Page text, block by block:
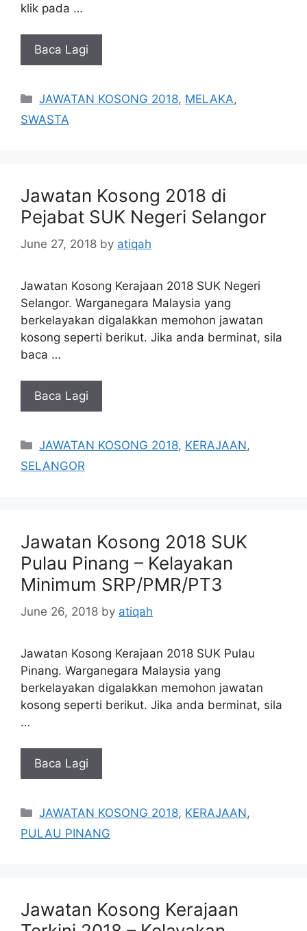
klik pada …
Baca Lagi
Categories
JAWATAN KOSONG 2018, MELAKA,
SWASTA
Jawatan Kosong 2018 di
Pejabat SUK Negeri Selangor
June 27, 2018 by atiqah
Jawatan Kosong Kerajaan 2018 SUK Negeri
Selangor. Warganegara Malaysia yang
berkelayakan digalakkan memohon jawatan
kosong seperti berikut. Jika anda berminat, sila
baca …
Baca Lagi
Categories
JAWATAN KOSONG 2018, KERAJAAN,
SELANGOR
Jawatan Kosong 2018 SUK
Pulau Pinang – Kelayakan
Minimum SRP/PMR/PT3
June 26, 2018 by atiqah
Jawatan Kosong Kerajaan 2018 SUK Pulau
Pinang. Warganegara Malaysia yang
berkelayakan digalakkan memohon jawatan
kosong seperti berikut. Jika anda berminat, sila
…
Baca Lagi
Categories
JAWATAN KOSONG 2018, KERAJAAN,
PULAU PINANG
Jawatan Kosong Kerajaan